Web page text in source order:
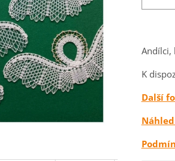
Andílci,
K
Další